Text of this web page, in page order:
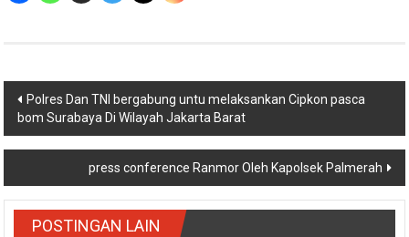
Navigasi
pos
Polres Dan TNI bergabung untu melaksankan Cipkon pasca
bom Surabaya Di Wilayah Jakarta Barat
press conference Ranmor Oleh Kapolsek Palmerah
POSTINGAN LAIN